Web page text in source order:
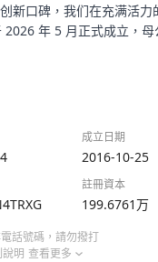
新口碑，我们在充满活
年 5 月正式成立，
与解决方案服务。立足
home/index 大
耕金融科技领域多年，
知识产权，形成了较高
力，能够快速将境内成熟
服务于国内持牌金融机
融机构及头部保险公司、
务，公司客户留存率保持
成立日期
2016-10-25
註冊資本
199.6761万
話號碼，請勿撥打
明 查看更多